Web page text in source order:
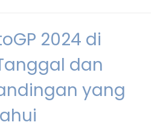
2024 di
dan
yang